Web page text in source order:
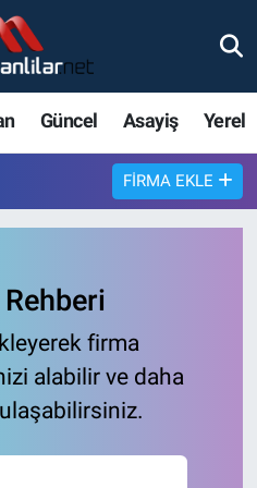
Güncel Asayiş Yerel
FIRMA EKLE
firma
alabilir ve daha
ve Fikstür